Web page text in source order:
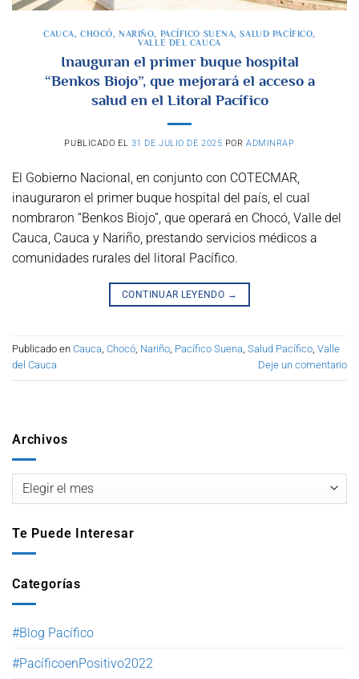
CAUCA,CHOCÓ, NARIÑO, PACÍFICO SUENA,SALUD PACÍFICO,
VALLE DEL CAUCA
Inauguran el primer buque hospital
“Benkos Biojo”, que mejorará el acceso a
salud en el Litoral Pacífico
PUBLICADO EL 31 DE JULIO DE 2025 PORADMINRAP
El Gobierno Nacional, en conjunto con COTECMAR,
inauguraron el primer buque hospital del país, el cual
nombraron “Benkos Biojo”, que operará en Chocó, Valle del
Cauca, Cauca y Nariño, prestando servicios médicos a
comunidades rurales del litoral Pacífico.
CONTINUAR LEYENDO →
Publicado en Cauca, Chocó, Nariño, Pacífico Suena, Salud Pacífico, Valle
del Cauca
Deje un comentario
Archivos
Te Puede Interesar
Categorías
#Blog Pacífico
#PacíficoenPositivo2022